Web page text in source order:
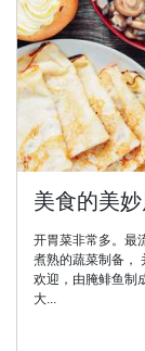
美食的美
开胃菜非常多。最
煮熟的蔬菜制备，
欢迎，由腌鲱鱼制
大...